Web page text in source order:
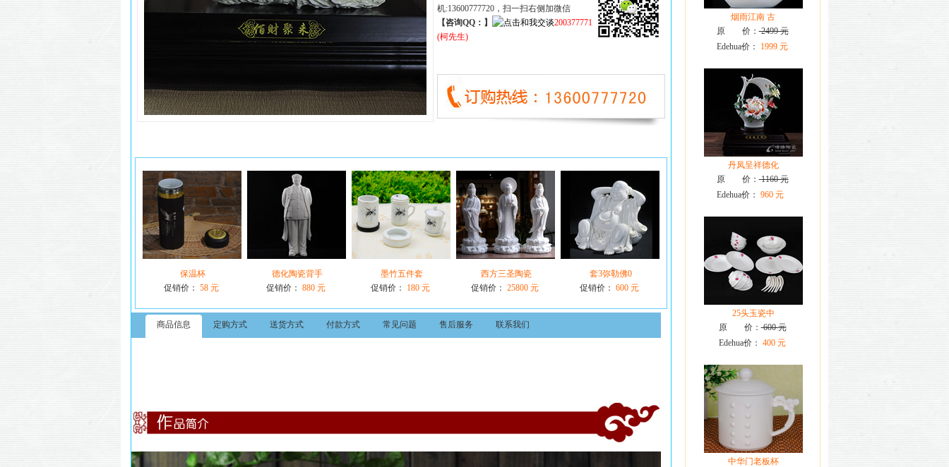
机:13600777720，扫一扫右侧加微信
【咨询QQ：】
200377771
(柯先生)
保温杯
促销价： 58 元
德化陶瓷背手
促销价： 880 元
墨竹五件套
促销价：
180 元
西方三圣陶瓷
促销价： 25800 元
套3弥勒佛0
促销价： 600 元
商品信息 定购方式 送货方式 付款方式 常见问题 售后服务 联系我们
烟雨江南 古
原 价：2499 元
Edehua价：
1999 元
丹凤呈祥德化
原 价：1160 元
Edehua价： 960 元
25头玉瓷中
原 价：600 元
Edehua价： 400 元
中华门老板杯